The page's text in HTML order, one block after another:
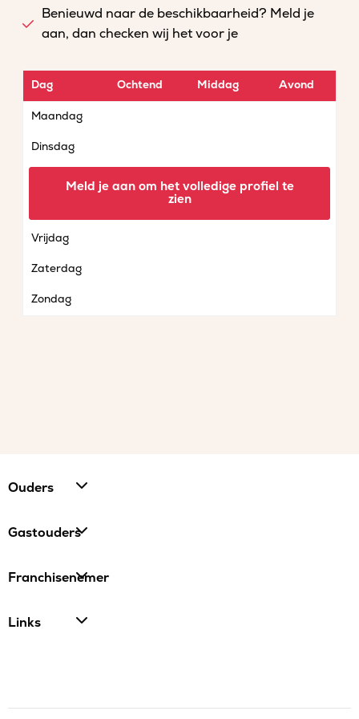
Benieuwd naar de beschikbaarheid? Meld je
aan, dan checken wij het voor je
Dag Ochtend Middag Avond
Maandag
Dinsdag
Vrijdag
Zaterdag
Zondag
Meld je aan om het volledige profiel te
zien
Ouders
Gastouders
Franchisenemer
Links